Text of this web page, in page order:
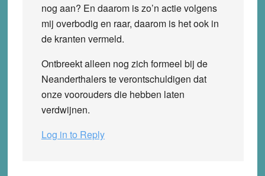
nog aan? En daarom is zo’n actie volgens
mij overbodig en raar, daarom is het ook in
de kranten vermeld.
Ontbreekt alleen nog zich formeel bij de
Neanderthalers te verontschuldigen dat
onze voorouders die hebben laten
verdwijnen.
Log in to Reply